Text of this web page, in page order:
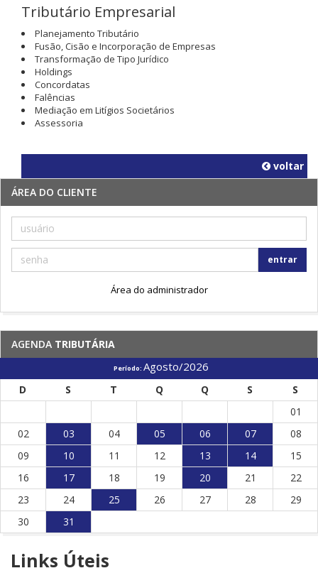
Tributário Empresarial
Planejamento Tributário
Fusão, Cisão e Incorporação de Empresas
Transformação de Tipo Jurídico
Holdings
Concordatas
Falências
Mediação em Litígios Societários
Assessoria
voltar
ÁREA DO CLIENTE
entrar
Área do administrador
AGENDA TRIBUTÁRIA
Período: Agosto/2026
D S T Q Q S
S
01
02
03 04 05 06 07
08
09
10 11 12 13 14
15
16
17 18 19 20 21
22
23
24 25 26 27 28
29
30
31
Links Úteis